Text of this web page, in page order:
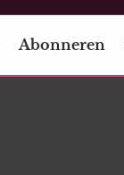
Abonneren